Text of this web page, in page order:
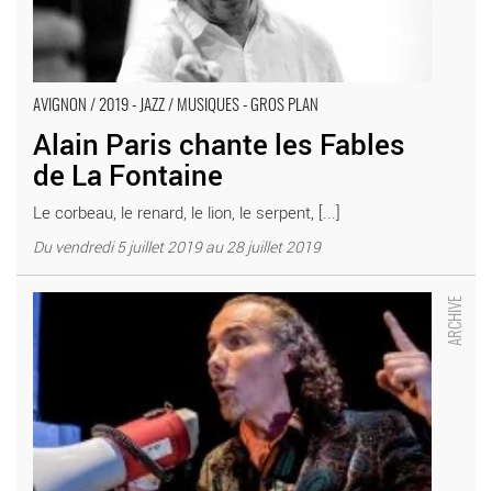
AVIGNON / 2019 - JAZZ / MUSIQUES - GROS PLAN
Alain Paris chante les Fables
de La Fontaine
Le corbeau, le renard, le lion, le serpent, [...]
Du vendredi 5 juillet 2019 au 28 juillet 2019
Dr Flatterzung et les sept péchés capitaux de la musique
contemporaine - Critique sortie Avignon / 2016 Avignon Avignon